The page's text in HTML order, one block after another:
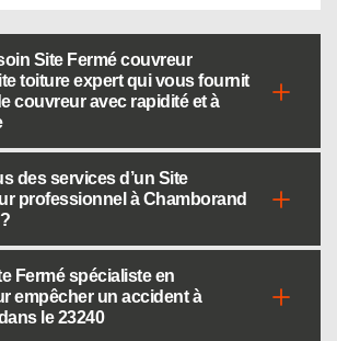
Site Fermé couvreur
toiture expert qui vous fournit
couvreur avec rapidité et à
des services d’un Site
professionnel à Chamborand
Fermé spécialiste en
empêcher un accident à
le 23240